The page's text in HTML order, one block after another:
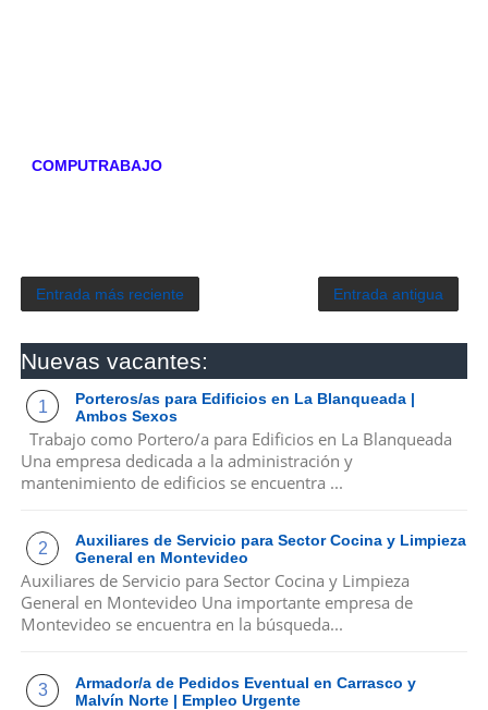
COMPUTRABAJO
Entrada más reciente Entrada antigua
Nuevas vacantes:
Porteros/as para Edificios en La Blanqueada |
Ambos Sexos
Trabajo como Portero/a para Edificios en La Blanqueada
Una empresa dedicada a la administración y
mantenimiento de edificios se encuentra ...
Auxiliares de Servicio para Sector Cocina y Limpieza
General en Montevideo
Auxiliares de Servicio para Sector Cocina y Limpieza
General en Montevideo Una importante empresa de
Montevideo se encuentra en la búsqueda...
Armador/a de Pedidos Eventual en Carrasco y
Malvín Norte | Empleo Urgente